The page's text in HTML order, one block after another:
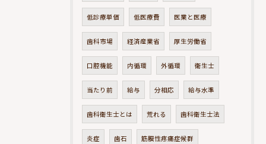
低診療単価 低医療費 医業と医療
歯科市場 経済産業省 厚生労働省
口腔機能 内循環 外循環 衛生士
当たり前 給与 分相応 給与水準
歯科衛生士とは 荒れる 歯科衛生士法
炎症 歯石 筋膜性疼痛症候群